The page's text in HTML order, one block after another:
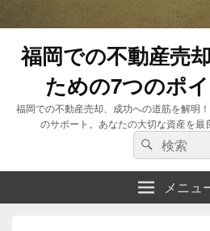
福岡での不動産売
ための7つのポ
福岡での不動産売却、成功への道筋を解明
のサポート。あなたの大切な資産を最
検
索:
検
索
メニュ